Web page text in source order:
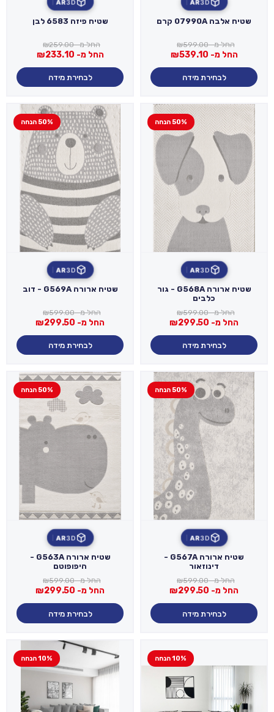
3D
AR
שטיח אלבה 07990A קרם
החל מ- ₪599.00
החל מ- ₪539.10
לבחירת מידה
3D
AR
שטיח פיזה 6583 לבן
החל מ- ₪259.00
החל מ- ₪233.10
לבחירת מידה
50% הנחה
3D
AR
שטיח ארורה G568A - גור
כלבים
החל מ- ₪599.00
החל מ- ₪299.50
לבחירת מידה
50% הנחה
3D
AR
שטיח ארורה G569A - דוב
החל מ- ₪599.00
החל מ- ₪299.50
לבחירת מידה
50% הנחה
3D
AR
שטיח ארורה G567A -
דינוזאור
החל מ- ₪599.00
החל מ- ₪299.50
לבחירת מידה
50% הנחה
3D
AR
שטיח ארורה G563A -
היפופוטם
החל מ- ₪599.00
החל מ- ₪299.50
לבחירת מידה
10% הנחה 10% הנחה